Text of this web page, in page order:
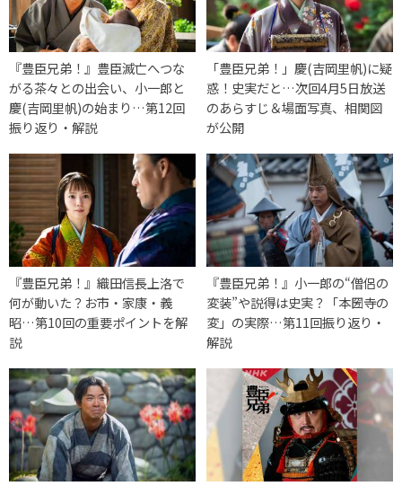
『豊臣兄弟！』豊臣滅亡へつな
がる茶々との出会い、小一郎と
慶(吉岡里帆)の始まり…第12回
振り返り・解説
「豊臣兄弟！」慶(吉岡里帆)に疑
惑！史実だと…次回4月5日放送
のあらすじ＆場面写真、相関図
が公開
『豊臣兄弟！』織田信長上洛で
何が動いた？お市・家康・義
昭…第10回の重要ポイントを解
説
『豊臣兄弟！』小一郎の“僧侶の
変装”や説得は史実？「本圀寺の
変」の実際…第11回振り返り・
解説